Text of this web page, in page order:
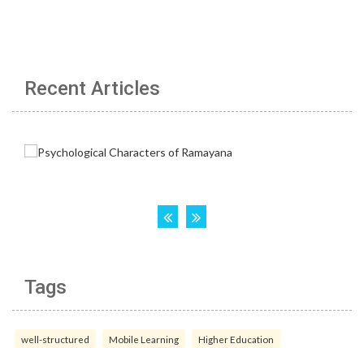
Recent Articles
Tags
well-structured Mobile Learning Higher Education